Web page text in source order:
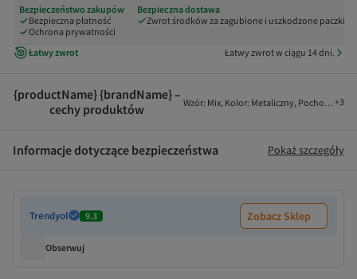
Bezpieczeństwo zakupów
Bezpieczna płatność
Ochrona prywatności
Bezpieczna dostawa
Zwrot środków za zagubione i uszkodzone paczki
Łatwy zwrot Łatwy zwrot w ciągu 14 dni.
{productName} {brandName} –
cechy produktów
Wzór: Mix, Kolor: Metaliczny, Pochodzenie
+3
Informacje dotyczące bezpieczeństwa Pokaż szczegóły
Trendyol 9.3 Zobacz Sklep
Obserwuj